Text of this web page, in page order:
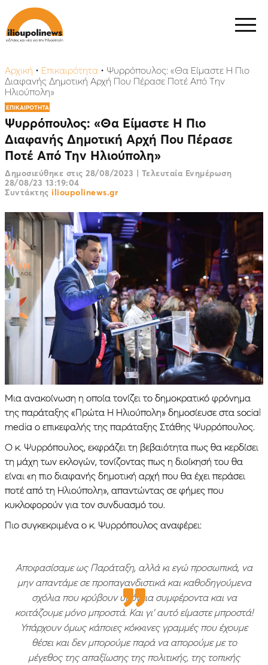
Αρχική • Επικαιρότητα • Ψυρρόπουλος: «Θα Είμαστε Η Πιο
Διαφανής Δημοτική Αρχή Που Πέρασε Ποτέ Από Την
Ηλιούπολη»
ΕΠΙΚΑΙΡΟΤΗΤΑ
Ψυρρόπουλος: «Θα Είμαστε Η Πιο
Διαφανής Δημοτική Αρχή Που Πέρασε
Ποτέ Από Την Ηλιούπολη»
Δημοσιεύθηκε στις 28/08/2023 | Τελευταία Ενημέρωση
28/08/23 13:19:04
Συντάκτης ilioupolinews.gr
Μια ανακοίνωση η οποία τονίζει το δημοκρατικό φρόνημα
της παράταξης «Πρώτα Η Ηλιούπολη» δημοσίευσε στα social
media ο επικεφαλής της παράταξης Στάθης Ψυρρόπουλος.
Ο κ. Ψυρρόπουλος, εκφράζει τη βεβαιότητα πως θα κερδίσει
τη μάχη των εκλογών, τονίζοντας πως η διοίκησή του θα
είναι «η πιο διαφανής δημοτική αρχή που θα έχει περάσει
ποτέ από τη Ηλιούπολη», απαντώντας σε φήμες που
κυκλοφορούν για τον συνδυασμό του.
Πιο συγκεκριμένα ο κ. Ψυρρόπουλος αναφέρει:
Αποφασίσαμε ως Παράταξη, αλλά κι εγώ προσωπικά, να
μην απαντάμε σε προπαγανδιστικά και καθοδηγούμενα
σχόλια που κρύβουν υπόγεια συμφέροντα και να
κοιτάζουμε μόνο μπροστά. Και γι’ αυτό είμαστε μπροστά!
Υπάρχουν όμως κάποιες κόκκινες γραμμές που έχουμε
θέσει και δεν μπορούμε παρά να απορούμε με το
μέγεθος της απαξίωσης της πολιτικής, της τοπικής